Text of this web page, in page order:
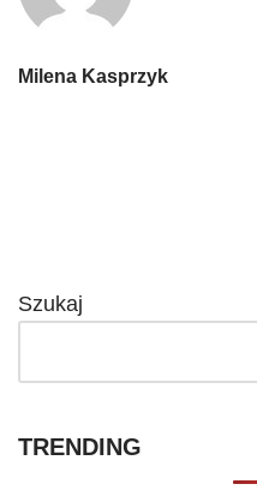
Milena Kasprzyk
Szukaj
TRENDING